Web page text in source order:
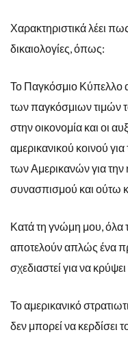
Χαρακτηριστικά λέει
δικαιολογίες, όπως:
Το Παγκόσμιο Κύπελλο
των παγκόσμιων τιμών
στην οικονομία και οι
αμερικανικού κοινού
των Αμερικανών για την
συνασπισμού και ούτω
Κατά τη γνώμη μου, όλα
αποτελούν απλώς ένα
σχεδιαστεί για να
Το αμερικανικό
δεν μπορεί να κερδίσει